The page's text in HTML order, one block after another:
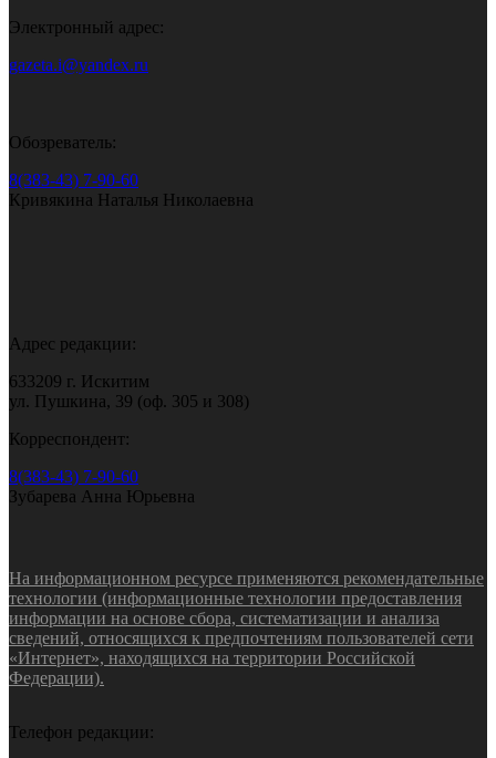
Электронный адрес:
gazeta.i@yandex.ru
Обозреватель:
8(383-43) 7-90-60
Кривякина Наталья Николаевна
Адрес редакции:
633209 г. Искитим
ул. Пушкина, 39 (оф. 305 и 308)
Корреспондент:
8(383-43) 7-90-60
Зубарева Анна Юрьевна
На информационном ресурсе применяются рекомендательные
технологии (информационные технологии предоставления
информации на основе сбора, систематизации и анализа
сведений, относящихся к предпочтениям пользователей сети
«Интернет», находящихся на территории Российской
Федерации).
Телефон редакции: